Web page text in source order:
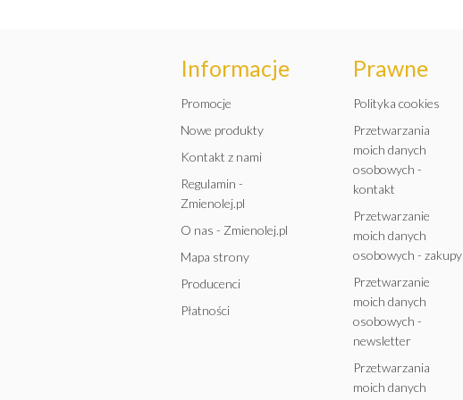
Informacje
Promocje
Nowe produkty
Kontakt z nami
Regulamin -
Zmienolej.pl
O nas - Zmienolej.pl
Mapa strony
Producenci
Płatności
Prawne
Polityka cookies
Przetwarzania
moich danych
osobowych -
kontakt
Przetwarzanie
moich danych
osobowych - zakupy
Przetwarzanie
moich danych
osobowych -
newsletter
Przetwarzania
moich danych